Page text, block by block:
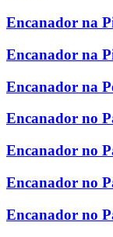
Encanador na
Encanador na
Encanador na
Encanador no
Encanador no
Encanador no
Encanador no